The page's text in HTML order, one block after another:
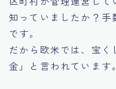
知っていましたか？手
です。
だから欧米では、宝
金」と言われています。